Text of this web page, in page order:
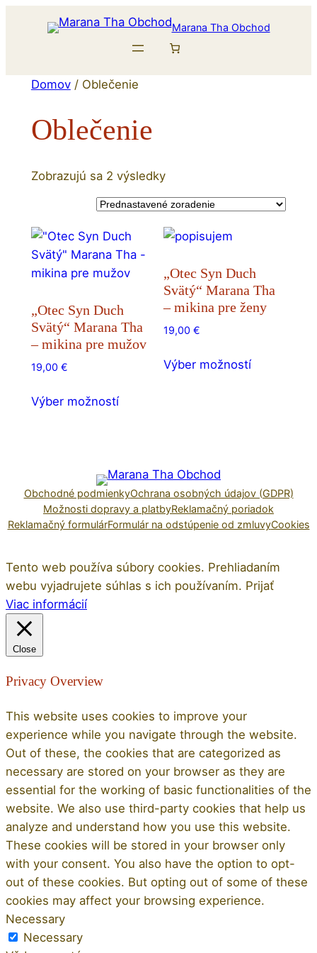
Marana Tha Obchod
Domov/ Oblečenie
Oblečenie
Zobrazujú sa 2 výsledky
„Otec Syn Duch
Svätý“ Marana Tha
– mikina pre mužov
19,00 €
Výber možnostíprodukt
Možnosti
si
môžete
stránke
produktu.
„Otec Syn Duch
Svätý“ Marana Tha
– mikina pre ženy
19,00€
Výber možností
vybrať
na
Obchodné podmienkyOchrana osobných údajov (GDPR)
Možnosti dopravy a platbyReklamačný poriadok
Reklamačný formulárFormulár na odstúpenie od zmluvyCookies
Tento web používa súbory cookies. Prehliadaním
webu vyjadrujete súhlas s ich používaním. Prijať
Viac informácií
Close
Privacy Overview
This website uses cookies to improve your
experience while you navigate through the website.
Out of these, the cookies that are categorized as
necessary are stored on your browser as they are
essential for the working of basic functionalities of the
website. We also use third-party cookies that help us
analyze and understand how you use this website.
These cookies will be stored in your browser only
with your consent. You also have the option to opt-
out of these cookies. But opting out of some of these
cookies may affect your browsing experience.
Necessary
Necessary